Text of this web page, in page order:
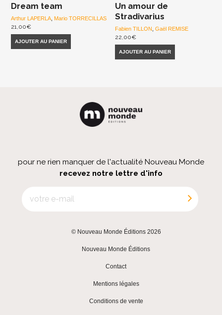
Dream team
Arthur LAPERLA Mario TORRECILLAS
21,00€
AJOUTER AU PANIER
Un amour de
Stradivarius
Fabien TILLON ,Gaël REMISE
22,00€
AJOUTER AU PANIER
pour ne rien manquer de l'actualité Nouveau Monde
recevez notre lettre d'info
© Nouveau Monde Éditions 2026
Nouveau Monde Éditions
Contact
Mentions légales
Conditions de vente